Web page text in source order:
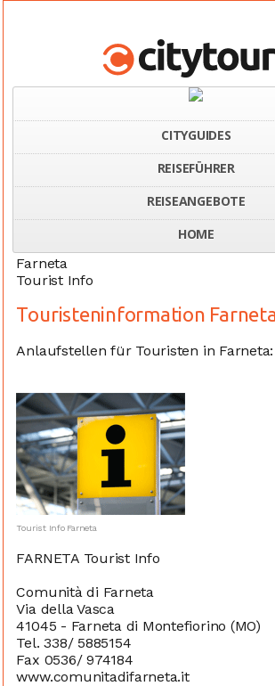
CITYGUIDES
REISEFÜHRER
REISEANGEBOTE
HOME
Farneta
Tourist Info
Touristeninformation
Anlaufstellen für Touristen in Farneta:
Tourist Info Farneta
FARNETA Tourist Info
Comunità di Farneta
Via della Vasca
41045 - Farneta di Montefiorino (MO)
Tel. 338/ 5885154
Fax 0536/ 974184
www.comunitadifarneta.it